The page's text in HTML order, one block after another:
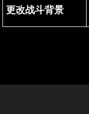
更改战斗背景